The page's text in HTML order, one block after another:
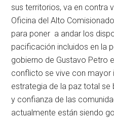
sus territorios, va en contra
Oficina del Alto
para poner a andar los
pacificación incluidos en la
gobierno de Gustavo Petro
conflicto se vive con mayor
estrategia de la paz total se
y confianza de las
actualmente están siendo